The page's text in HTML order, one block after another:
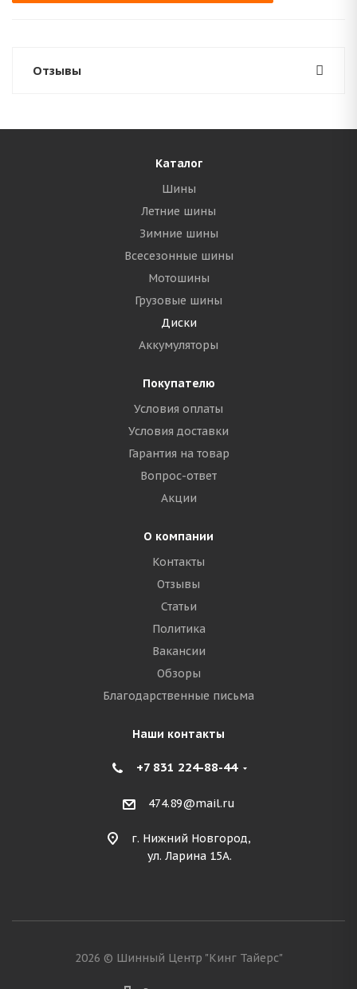
Отзывы
Каталог
Шины
Летние шины
Зимние шины
Всесезонные шины
Мотошины
Грузовые шины
Диски
Аккумуляторы
Покупателю
Условия оплаты
Условия доставки
Гарантия на товар
Вопрос-ответ
Акции
О компании
Контакты
Отзывы
Статьи
Политика
Вакансии
Обзоры
Благодарственные письма
Наши контакты
+7 831 224-88-44
474.89@mail.ru
г. Нижний Новгород,
ул. Ларина 15А.
2026 © Шинный Центр "Кинг Тайерс"